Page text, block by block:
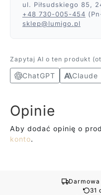
ul. Piłsudskiego 85,
+48 730-005-454
sklep@lumigo.pl
Zapytaj AI o ten produkt
ChatGPT Claude
Opinie
Aby dodać opinię o
konto.
Darmowa
31